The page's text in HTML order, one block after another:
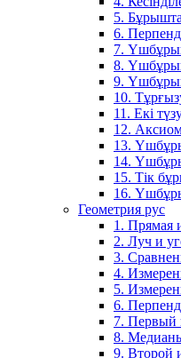
5.
6.
7.
8.
9.
10.
11. Екі
12.
13.
14.
15. Тік
16.
Геометрия рус
1. Прямая
2. Луч и
3.
4.
5.
6.
7. Первый
8.
9. Второй